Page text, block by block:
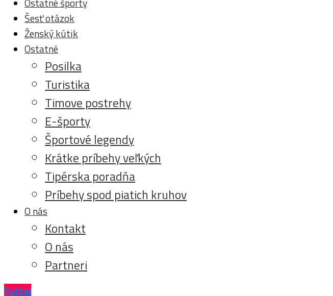
Ostatné športy
Šesť otázok
Ženský kútik
Ostatné
Posilka
Turistika
Timove postrehy
E-športy
Športové legendy
Krátke príbehy veľkých
Tipérska poradňa
Príbehy spod piatich kruhov
O nás
Kontakt
O nás
Partneri
Futbal